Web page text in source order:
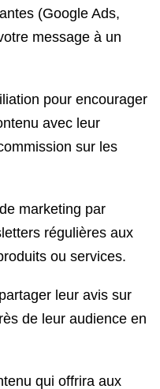
(Google Ads,
message à un
pour encourager
avec leur
sur les
marketing par
régulières aux
ou services.
leur avis sur
de leur audience en
qui offrira aux